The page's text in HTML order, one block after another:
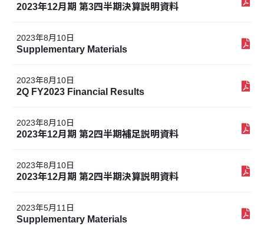
2023年12月期 第3四半期決算説明資料
2023年8月10日
Supplementary Materials
2023年8月10日
2Q FY2023 Financial Results
2023年8月10日
2023年12月期 第2四半期補足説明資料
2023年8月10日
2023年12月期 第2四半期決算説明資料
2023年5月11日
Supplementary Materials